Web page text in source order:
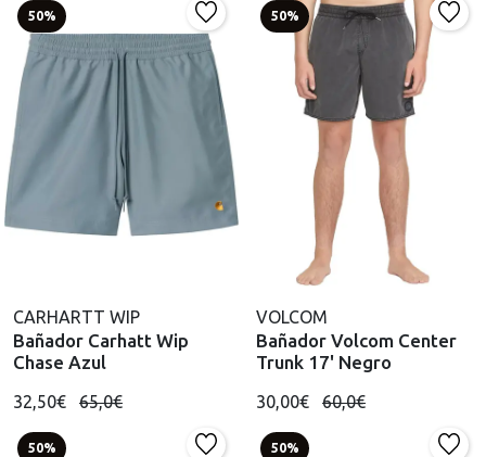
50%
CARHARTT WIP
Bañador Carhatt Wip
Chase Azul
32,50€ 65,0€
50%
VOLCOM
Bañador Volcom Center
Trunk 17' Negro
30,00€ 60,0€
50% 50%